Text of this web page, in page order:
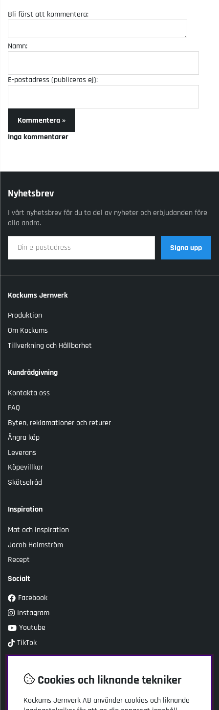
Bli först att kommentera:
Namn:
E-postadress (publiceras ej):
Kommentera »
Inga kommentarer
Nyhetsbrev
I vårt nyhetsbrev får du ta del av nyheter och erbjudanden före
alla andra.
Signa upp
Kockums Jernverk
Produktion
Om Kockums
Tillverkning och Hållbarhet
Kundrådgivning
Kontakta oss
FAQ
Byten, reklamationer och returer
Ångra köp
Leverans
Köpevillkor
Skötselråd
Inspiration
Mat och inspiration
Jacob Holmström
Recept
Socialt
Facebook
Instagram
Youtube
TikTok
Kundtjänst
Adress: Stansgatan 2
Cookies och liknande tekniker
Kockums Jernverk AB använder cookies och liknande